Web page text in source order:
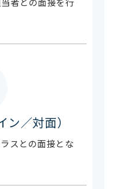
／対面）
スとの面接とな